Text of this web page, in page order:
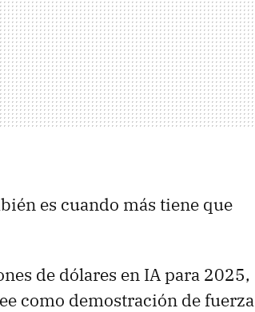
es cuando más tiene que
de dólares en IA para 2025,
como demostración de fuerza